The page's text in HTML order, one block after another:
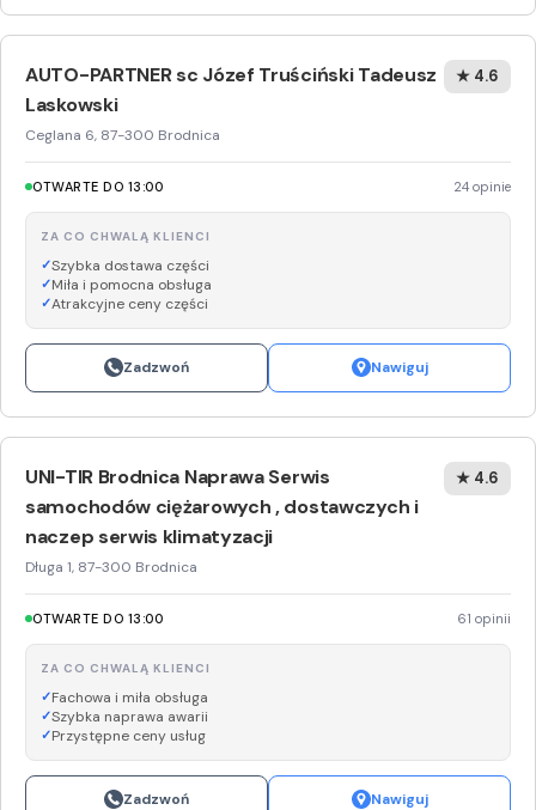
AUTO-PARTNER sc Józef Truściński Tadeusz
Laskowski
Ceglana 6, 87-300 Brodnica
★ 4.6
OTWARTE DO 13:00 24 opinie
ZA CO CHWALĄ KLIENCI
Szybka dostawa części
Miła i pomocna obsługa
Atrakcyjne ceny części
Zadzwoń Nawiguj
UNI-TIR Brodnica Naprawa Serwis
samochodów ciężarowych , dostawczych i
naczep serwis klimatyzacji
Długa 1, 87-300 Brodnica
★ 4.6
OTWARTE DO 13:00 61 opinii
ZA CO CHWALĄ KLIENCI
Fachowa i miła obsługa
Szybka naprawa awarii
Przystępne ceny usług
Zadzwoń Nawiguj